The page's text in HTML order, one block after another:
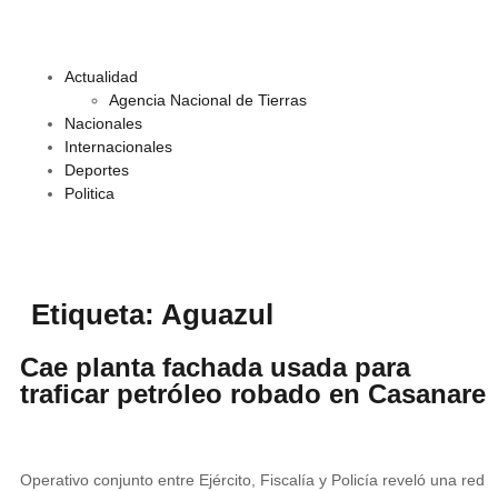
Actualidad
Agencia Nacional de Tierras
Nacionales
Internacionales
Deportes
Politica
Etiqueta: Aguazul
Cae planta fachada usada para
traficar petróleo robado en Casanare
Operativo conjunto entre Ejército, Fiscalía y Policía reveló una red